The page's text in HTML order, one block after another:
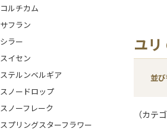
コルチカム
サフラン
シラー
スイセン
ステルンベルギア
スノードロップ
スノーフレーク
スプリングスターフラワー
ユ
並
（カテ